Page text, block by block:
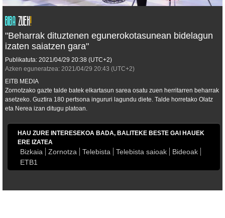
"Beharrak dituztenen egunerokotasunean bidelagun
izaten saiatzen gara"
Publikatuta: 2021/04/29 20:38 (UTC+2)
Azken eguneratzea: 2021/04/29 20:43 (UTC+2)
EITB MEDIA
Zornotzako gazte talde batek elkartasun sarea osatu zuen herritarren beharrak
asetzeko. Guztira 180 pertsona ingururi lagundu diete. Talde horretako Olatz
eta Nerea izan ditugu platoan.
HAU ZURE INTERESEKOA BADA, BALITEKE BESTE GAI HAUEK
ERE IZATEA
Bizkaia Zornotza Telebista Telebista saioak
Bideoak
ETB1